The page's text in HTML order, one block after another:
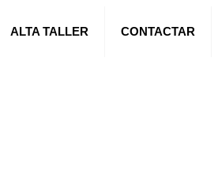
ALTA TALLER CONTACTAR